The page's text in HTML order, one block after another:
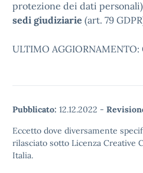
protezione dei dati
sedi giudiziarie (art. 79
ULTIMO AGGIORNAMENTO:
Pubblicato: 12.12.2022 -
Eccetto dove diversamente
rilasciato sotto Licenza Creative
Italia.